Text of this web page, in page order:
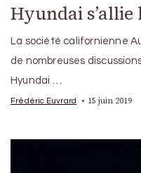
Hyundai
La société californienne
de nombreuses
Hyundai …
Frédéric Euvrard 15 juin 2019